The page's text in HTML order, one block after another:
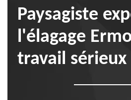
Paysagiste
l'élagage
travail sérieux